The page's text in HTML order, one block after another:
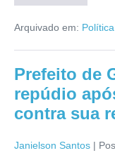
Arquivado em: Política
Prefeito de
repúdio
contra sua
Janielson Santos |